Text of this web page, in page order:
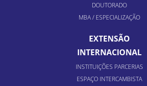
DOUTORADO
MBA / ESPECIALIZAÇÃO
EXTENSÃO
INTERNACIONAL
INSTITUIÇÕES PARCERIAS
ESPAÇO INTERCAMBISTA